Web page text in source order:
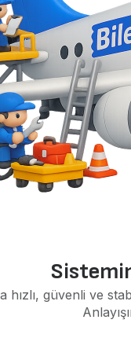
hızlı, güvenli ve